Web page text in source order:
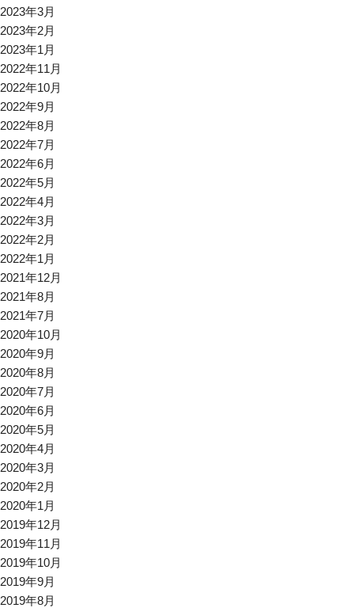
2023年3月
2023年2月
2023年1月
2022年11月
2022年10月
2022年9月
2022年8月
2022年7月
2022年6月
2022年5月
2022年4月
2022年3月
2022年2月
2022年1月
2021年12月
2021年8月
2021年7月
2020年10月
2020年9月
2020年8月
2020年7月
2020年6月
2020年5月
2020年4月
2020年3月
2020年2月
2020年1月
2019年12月
2019年11月
2019年10月
2019年9月
2019年8月